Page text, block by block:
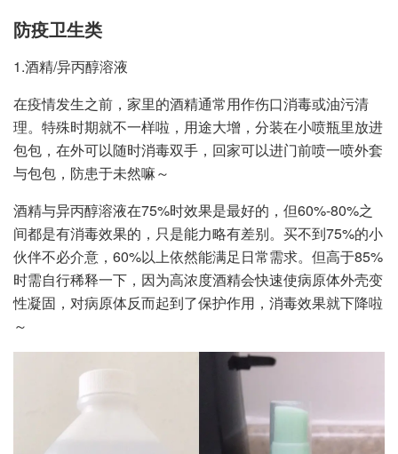
防疫卫生类
1.酒精/异丙醇溶液
在疫情发生之前，家里的酒精通常用作伤口消毒或油污清
理。特殊时期就不一样啦，用途大增，分装在小喷瓶里放进
包包，在外可以随时消毒双手，回家可以进门前喷一喷外套
与包包，防患于未然嘛～
酒精与异丙醇溶液在75%时效果是最好的，但60%-80%之
间都是有消毒效果的，只是能力略有差别。买不到75%的小
伙伴不必介意，60%以上依然能满足日常需求。但高于85%
时需自行稀释一下，因为高浓度酒精会快速使病原体外壳变
性凝固，对病原体反而起到了保护作用，消毒效果就下降啦
～